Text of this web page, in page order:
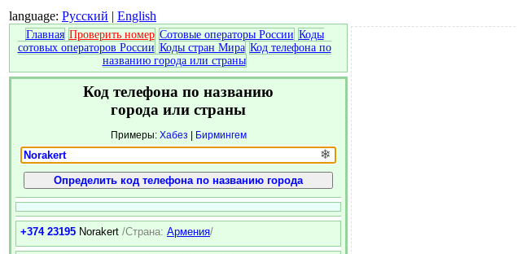
language: Русский | English
Главная Проверить номер Сотовые операторы России Коды
сотовых операторов России Коды стран Мира Код телефона по
названию города или страны
Код телефона по названию
города или страны
Примеры: Хабез | Бирмингем
❄
+374 23195 Norakert /Страна: Армения/